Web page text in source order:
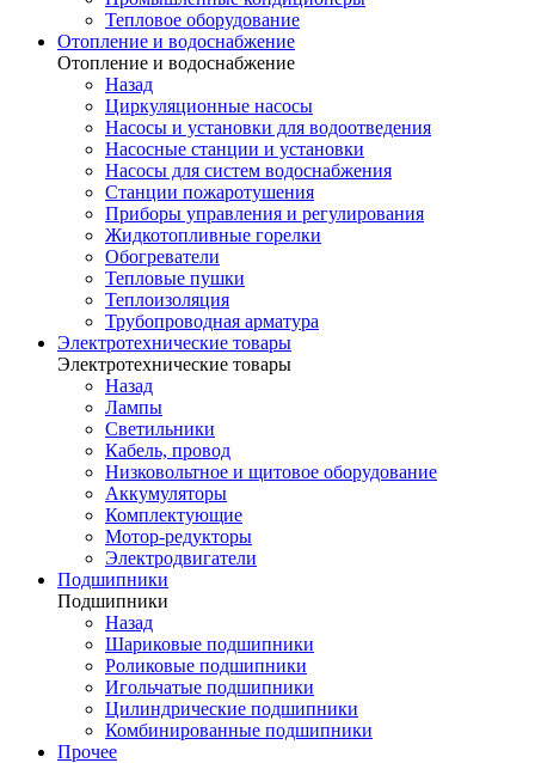
Тепловое оборудование
Отопление и водоснабжение
Отопление и водоснабжение
Назад
Циркуляционные насосы
Насосы и установки для водоотведения
Насосные станции и установки
Насосы для систем водоснабжения
Станции пожаротушения
Приборы управления и регулирования
Жидкотопливные горелки
Обогреватели
Тепловые пушки
Теплоизоляция
Трубопроводная арматура
Электротехнические товары
Электротехнические товары
Назад
Лампы
Светильники
Кабель, провод
Низковольтное и щитовое оборудование
Аккумуляторы
Комплектующие
Мотор-редукторы
Электродвигатели
Подшипники
Подшипники
Назад
Шариковые подшипники
Роликовые подшипники
Игольчатые подшипники
Цилиндрические подшипники
Комбинированные подшипники
Прочее